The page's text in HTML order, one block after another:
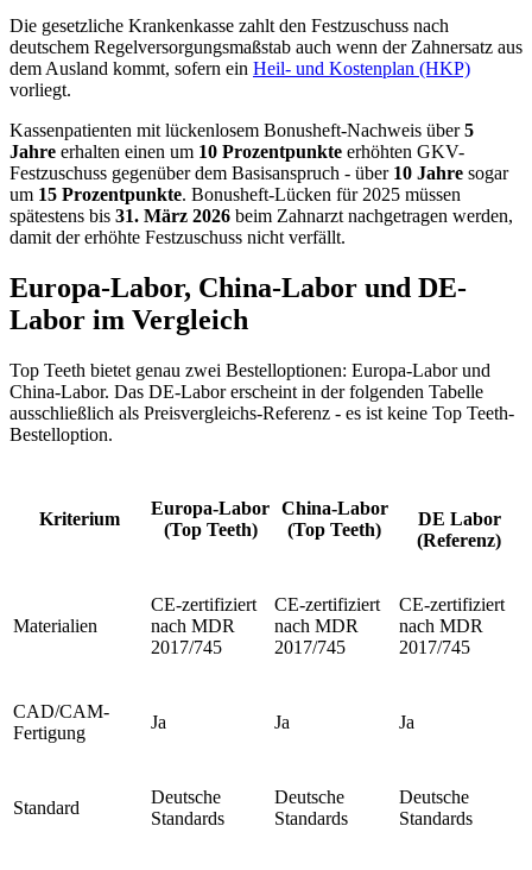
Die gesetzliche Krankenkasse zahlt den Festzuschuss nach
deutschem Regelversorgungsmaßstab auch wenn der Zahnersatz aus
dem Ausland kommt, sofern ein Heil- und Kostenplan (HKP)
vorliegt.
Kassenpatienten mit lückenlosem Bonusheft-Nachweis über5
Jahre erhalten einen um 10 Prozentpunkte erhöhten GKV-
Festzuschuss gegenüber dem Basisanspruch - über 10 Jahre sogar
um 15 Prozentpunkte. Bonusheft-Lücken für 2025 müssen
spätestens bis 31. März 2026 beim Zahnarzt nachgetragen werden,
damit der erhöhte Festzuschuss nicht verfällt.
Europa-Labor, China-Labor und DE-
Labor im Vergleich
Top Teeth bietet genau zwei Bestelloptionen: Europa-Labor und
China-Labor. Das DE-Labor erscheint in der folgenden Tabelle
ausschließlich als Preisvergleichs-Referenz - es ist keine Top Teeth-
Bestelloption.
Kriterium
Europa-Labor
(Top Teeth)
China-Labor
(Top Teeth)
DE Labor
(Referenz)
Materialien
CE-zertifiziert
nach MDR
2017/745
CE-zertifiziert
nach MDR
2017/745
CE-zertifiziert
nach MDR
2017/745
CAD/CAM-
Fertigung
Ja Ja Ja
Standard
Deutsche
Standards
Deutsche
Standards
Deutsche
Standards